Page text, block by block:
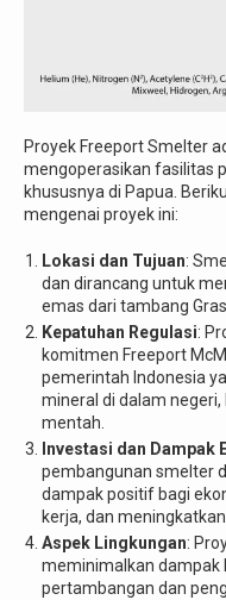
Proyek Freeport Smelter
mengoperasikan fasilitas
khususnya di Papua.
mengenai proyek ini:
Lokasi dan Tujuan:
dan dirancang untuk
emas dari tambang
Kepatuhan Regulasi:
komitmen Freeport
pemerintah Indonesia
mineral di dalam
mentah.
Investasi dan Dampak
pembangunan smelter
dampak positif bagi
kerja, dan
Aspek Lingkungan:
meminimalkan dampak
pertambangan dan